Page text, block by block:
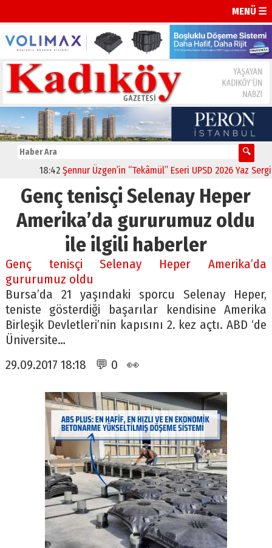
MENÜ ☰
18:42 Şennur Üzgen’in “Tekâmül” Eseri UPSD 2026 Yaz
Genç tenisçi Selenay Heper
Amerika’da gururumuz oldu
ile ilgili haberler
Genç tenisçi Selenay Heper Amerika’da
gururumuz oldu
Bursa’da 21 yaşındaki sporcu Selenay Heper,
teniste gösterdiği başarılar kendisine Amerika
Birleşik Devletleri’nin kapısını 2. kez açtı. ABD ‘de
Üniversite…
29.09.2017 18:18 💬 0 👀